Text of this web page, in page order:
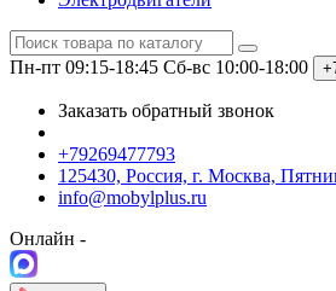
Пн-пт 09:15-18:45 Сб-вс 10:00-18:00
Заказать обратный звонок
+79269477793
125430, Россия, г. Москва,
info@mobylplus.ru
Онлайн -